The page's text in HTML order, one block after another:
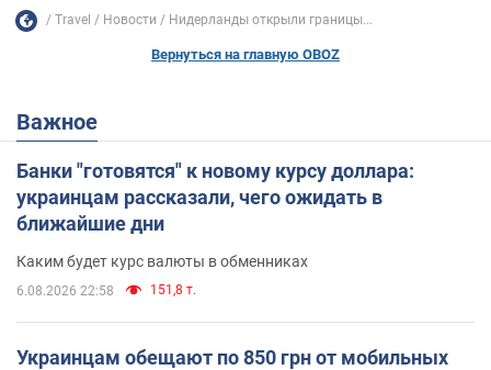
Travel Новости Нидерланды открыли границы...
Вернуться на главную OBOZ
Важное
Банки "готовятся" к новому курсу доллара:
украинцам рассказали, чего ожидать в
ближайшие дни
Каким будет курс валюты в обменниках
6.08.2026 22:58 151,8 т.
Украинцам обещают по 850 грн от мобильных